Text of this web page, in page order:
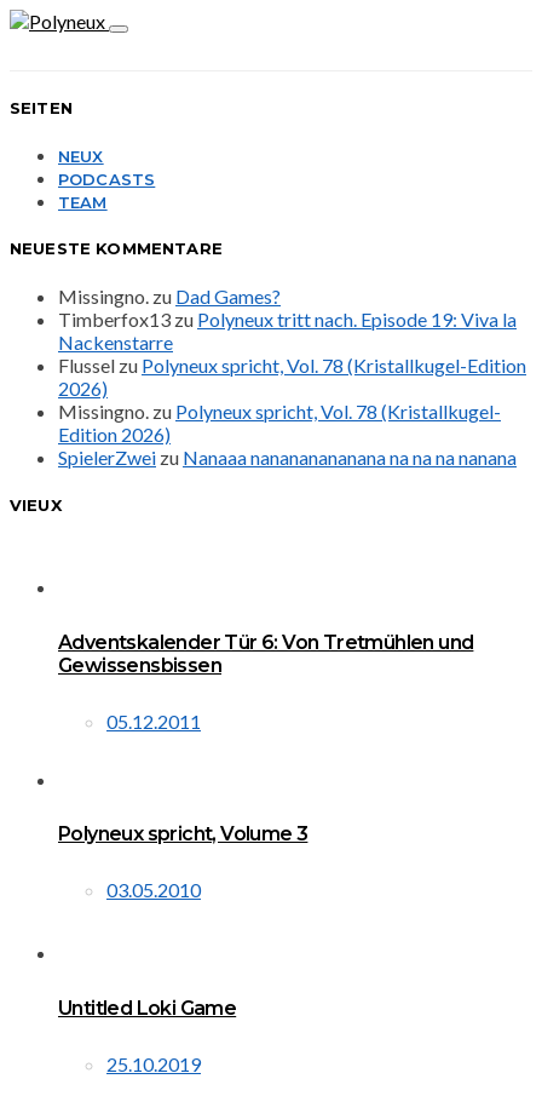
SEITEN
NEUX
PODCASTS
TEAM
NEUESTE KOMMENTARE
Missingno. zu Dad Games?
Timberfox13 zu Polyneux tritt nach. Episode 19: Viva la
Nackenstarre
Flussel zu Polyneux spricht, Vol. 78 (Kristallkugel-Edition
2026)
Missingno. zu Polyneux spricht, Vol. 78 (Kristallkugel-
Edition 2026)
SpielerZwei zu Nanaaa nanananananana na na na nanana
VIEUX
Adventskalender Tür 6: Von Tretmühlen und
Gewissensbissen
05.12.2011
Polyneux spricht, Volume 3
03.05.2010
Untitled Loki Game
25.10.2019